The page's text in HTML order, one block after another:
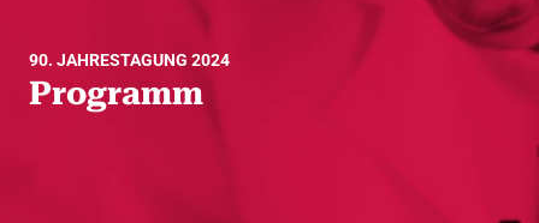
90. JAHRESTAGUNG 2024
Programm